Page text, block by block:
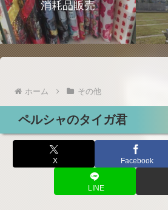
消耗品販売
ホーム その他
ペルシャのタイガ君
X Facebook
LINE